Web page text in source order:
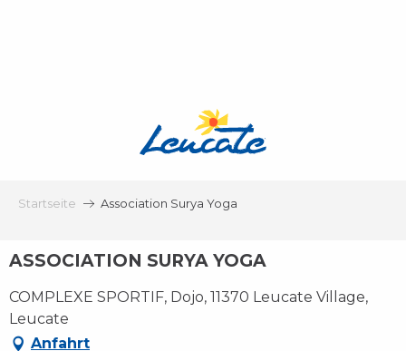
Startseite Association Surya Yoga
ASSOCIATION SURYA YOGA
COMPLEXE SPORTIF, Dojo, 11370 Leucate Village,
Leucate
Anfahrt